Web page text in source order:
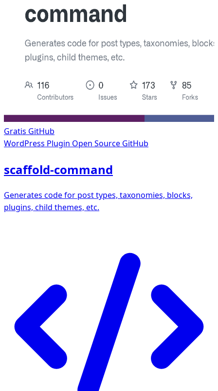
Gratis GitHub
WordPress Plugin Open Source GitHub
scaffold-command
Generates code for post types, taxonomies, blocks,
plugins, child themes, etc.